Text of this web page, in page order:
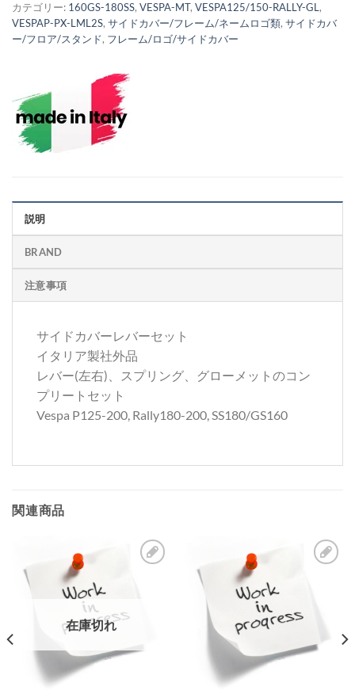
カテゴリー: 160GS-180SS, VESPA-MT, VESPA125/150-RALLY-GL,
VESPAP-PX-LML2S, サイドカバー/フレーム/ネームロゴ類, サイドカバ
ー/フロア/スタンド, フレーム/ロゴ/サイドカバー
説明
BRAND
注意事項
サイドカバーレバーセット
イタリア製社外品
レバー(左右)、スプリング、グローメットのコン
プリートセット
Vespa P125-200, Rally180-200, SS180/GS160
関連商品
在庫切れ
入